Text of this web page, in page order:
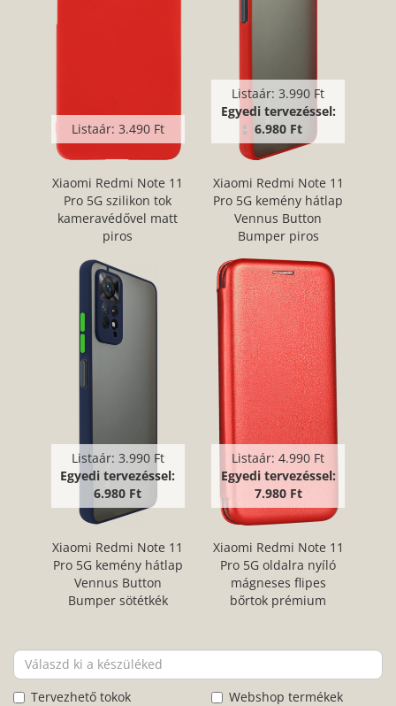
Listaár: 3.490 Ft
Xiaomi Redmi Note 11
Pro 5G szilikon tok
kameravédővel matt
piros
Listaár:3.990 Ft
Egyedi tervezéssel:
6.980 Ft
Xiaomi Redmi Note 11
Pro 5G kemény hátlap
Vennus Button
Bumper piros
Listaár: 3.990 Ft
Egyedi tervezéssel:
6.980 Ft
Xiaomi Redmi Note 11
Pro 5G kemény hátlap
Vennus Button
Bumper sötétkék
Listaár:4.990 Ft
Egyedi tervezéssel:
7.980 Ft
Xiaomi Redmi Note 11
Pro 5G oldalra nyíló
mágneses flipes
bőrtok prémium
Tervezhető tokok Webshop termékek